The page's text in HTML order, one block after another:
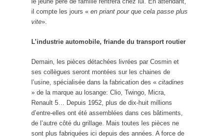
il compte les jours « en priant pour que cela passe plus
vite».
L’industrie automobile, friande du transport routier
Demain, les pièces détachées livrées par Cosmin et
ses collègues seront montées sur les chaines de
l’usine, spécialisée dans la fabrication des « citadines
» de la marque au losange: Clio, Twingo, Micra,
Renault 5… Depuis 1952, plus de dix-huit millions
d’entre-elles ont été assemblées dans ces bâtiments,
de l’autre côté du grillage. Mais toutes les pièces ne
sont plus fabriquées ici depuis des années. A force de